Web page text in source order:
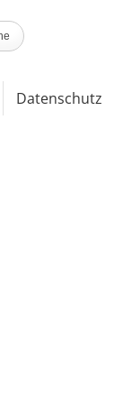
Datenschutz